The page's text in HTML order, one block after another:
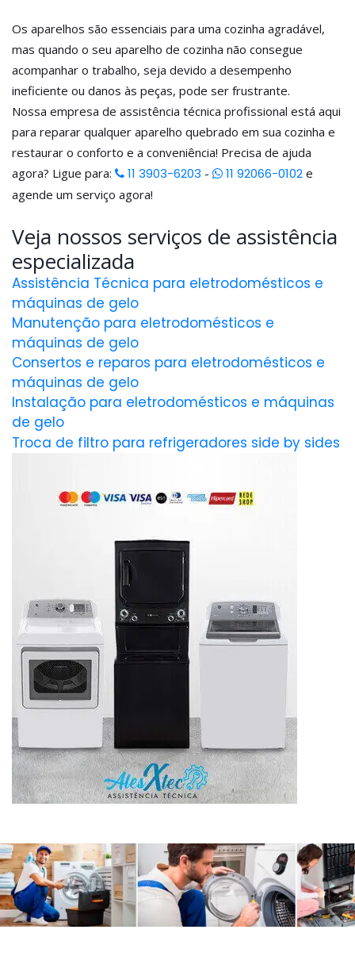
Os aparelhos são essenciais para uma cozinha agradável,
mas quando o seu aparelho de cozinha não consegue
acompanhar o trabalho, seja devido a desempenho
ineficiente ou danos às peças, pode ser frustrante.
Nossa empresa de assistência técnica profissional está aqui
para reparar qualquer aparelho quebrado em sua cozinha e
restaurar o conforto e a conveniência! Precisa de ajuda
agora? Ligue para:
11 3903-6203 - 11 92066-0102 e
agende um serviço agora!
Veja nossos serviços de assistência
especializada
Assistência Técnica para eletrodomésticos e
máquinas de gelo
Manutenção para eletrodomésticos e
máquinas de gelo
Consertos e reparos para eletrodomésticos e
máquinas de gelo
Instalação para eletrodomésticos e máquinas
de gelo
Troca de filtro para refrigeradores side by sides